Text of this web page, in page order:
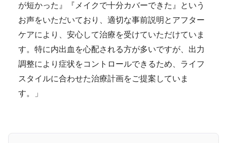
が短かった』『メイクで十分カバーできた』という
お声をいただいており、適切な事前説明とアフター
ケアにより、安心して治療を受けていただけていま
す。特に内出血を心配される方が多いですが、出力
調整により症状をコントロールできるため、ライフ
スタイルに合わせた治療計画をご提案していま
す。」